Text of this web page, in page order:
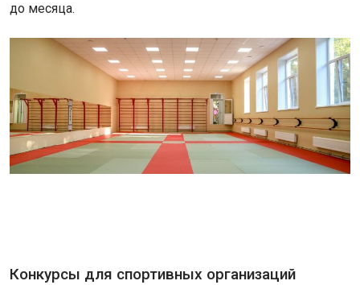
до месяца.
Конкурсы для спортивных организаций